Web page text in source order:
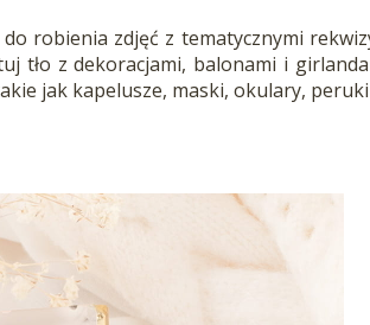
robienia zdjęć z tematycznymi
tło z dekoracjami, balonami i
jak kapelusze, maski, okulary,